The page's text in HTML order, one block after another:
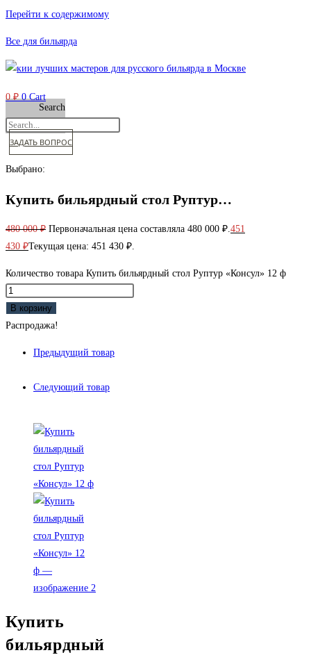
Перейти к содержимому
Все для бильярда
0₽ 0 Cart
Search
ЗАДАТЬ ВОПРОС
Выбрано:
Купить бильярдный стол Руптур…
480 000₽ Первоначальная цена составляла 480 000 ₽.451
430 ₽Текущая цена: 451 430 ₽.
Количество товара Купить бильярдный стол Руптур «Консул» 12 ф
В корзину
Распродажа!
Предыдущий товар
Следующий товар
Купить
бильярдный